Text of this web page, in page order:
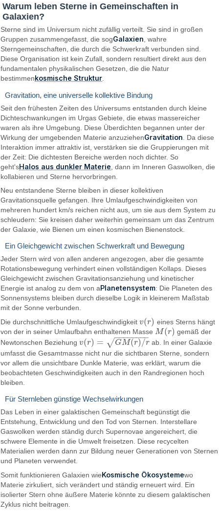
Warum leben Sterne in Gemeinschaften in
Galaxien?
Sterne sind im Universum nicht zufällig verteilt. Sie sind in großen
Gruppen zusammengefasst, die sogGalaxien, wahre
Sterngemeinschaften, die durch die Schwerkraft verbunden sind.
Diese Organisation ist kein Zufall, sondern resultiert direkt aus den
fundamentalen physikalischen Gesetzen, die die Natur
bestimmenkosmische Struktur.
Gravitation, eine universelle kollektive Bindung
Seit den frühesten Zeiten des Universums entstanden durch kleine
Dichteschwankungen im Urgas Gebiete, die etwas massereicher
waren als ihre Umgebung. Diese Überdichten begannen unter der
Wirkung der umgebenden Materie anzuziehenGravitation . Da diese
Interaktion immer attraktiv ist, verstärken sie die Gruppierungen mit
der Zeit: Die dichtesten Bereiche werden noch dichter. So
geht'sHalos aus dunkler Materie , dann im Inneren Gaswolken, die
kollabieren und Sterne hervorbringen.
Neu entstandene Sterne bleiben in dieser kollektiven
Gravitationsquelle gefangen. Ihre Umlaufgeschwindigkeiten von
mehreren hundert km/s reichen nicht aus, um sie aus dem System zu
schleudern: Sie kreisen daher weiterhin gemeinsam um das Zentrum
der Galaxie, wie Bienen um einen kosmischen Bienenstock.
Ein Gleichgewicht zwischen Schwerkraft und Bewegung
Jeder Stern wird von allen anderen angezogen, aber die gesamte
Rotationsbewegung verhindert einen vollständigen Kollaps. Dieses
Gleichgewicht zwischen Gravitationsanziehung und kinetischer
Energie ist analog zu dem von aPlanetensystem: Die Planeten des
Sonnensystems bleiben durch dieselbe Logik in kleinerem Maßstab
mit der Sonne verbunden.
Die durchschnittliche Umlaufgeschwindigkeitv(r)
v(r)
eines Sterns hängt
von der in seiner Umlaufbahn enthaltenen MasseM(r)
M( r)
gemäß der
Newtonschen Beziehungv(r) = GM(r)/r
− −
−−−−−−
√
v(r)= GM (r)/r
ab. In einer Galaxie
umfasst die Gesamtmasse nicht nur die sichtbaren Sterne, sondern
vor allem die unsichtbare Dunkle Materie, was erklärt, warum die
beobachteten Geschwindigkeiten auch in den Randregionen hoch
bleiben.
Für Sternleben günstige Wechselwirkungen
Das Leben in einer galaktischen Gemeinschaft begünstigt die
Entstehung, Entwicklung und den Tod von Sternen. Interstellare
Gaswolken werden ständig durch Supernovae angereichert, die
schwere Elemente in die Umwelt freisetzen. Diese recycelten
Materialien werden dann zur Bildung neuer Generationen von Sternen
und Planeten verwendet.
Somit funktionieren Galaxien wieKosmische Ökosystemewo
Materie zirkuliert, sich verändert und ständig erneuert wird. Ein
isolierter Stern ohne äußere Materie könnte zu diesem galaktischen
Zyklus nicht beitragen.